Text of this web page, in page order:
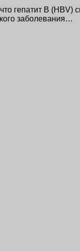
гепатит В
заболевания…